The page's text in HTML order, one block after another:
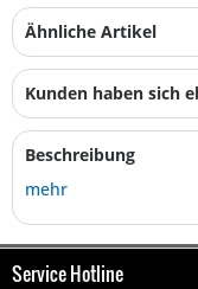
Ähnliche Artikel
Kunden haben sich
Beschreibung
mehr
Service Hotline